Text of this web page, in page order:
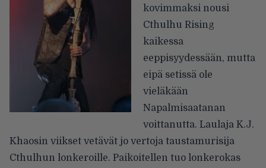
kovimmaksi nousi
Cthulhu Rising
kaikessa
eeppisyydessään, mutta
eipä setissä ole
vieläkään
Napalmisaatanan
voittanutta. Laulaja K.J.
Khaosin viikset vetävät jo vertoja taustamurisija
Cthulhun lonkeroille. Paikoitellen tuo lonkerokas